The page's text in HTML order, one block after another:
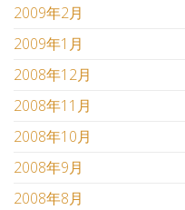
2009年2月
2009年1月
2008年12月
2008年11月
2008年10月
2008年9月
2008年8月